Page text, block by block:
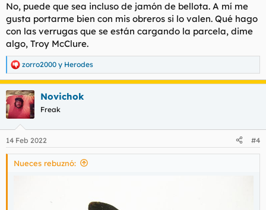
:
No, puede que sea incluso de jamón de bellota. A mí me
gusta portarme bien con mis obreros si lo valen. Qué hago
con las verrugas que se están cargando la parcela, dime
algo, Troy McClure.
R
e
a
c
c
i
e
s
zorro2000 y Herodes
Novichok
Freak
14 Feb 2022 #4
Nueces rebuznó: